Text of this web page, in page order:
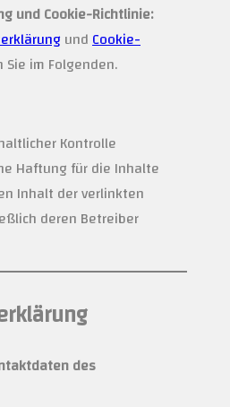
und Cookie-Richtlinie:
undCookie-
im Folgenden.
Kontrolle
Haftung für die Inhalte
Inhalt der verlinkten
deren Betreiber
des